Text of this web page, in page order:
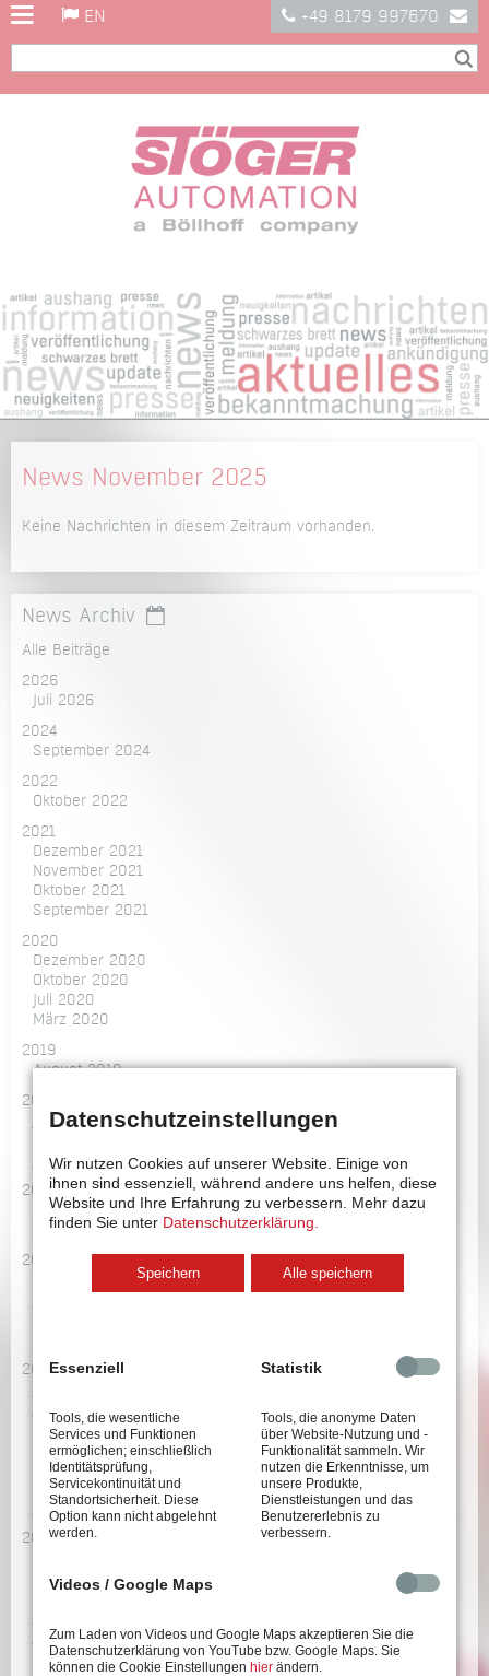
EN +49 8179 997670
News November 2025
Keine Nachrichten in diesem Zeitraum vorhanden.
News Archiv
Alle Beiträge
2026
Juli 2026
2024
September 2024
2022
Oktober 2022
2021
Dezember 2021
November 2021
Oktober 2021
September 2021
2020
Dezember 2020
Oktober 2020
Juli 2020
März 2020
2019
August 2019
2018
Juni 2018
Januar 2018
2017
November 2017
Februar 2017
2016
September 2016
2015
Juni 2015
Mai 2015
April 2015
März 2015
Februar 2015
Januar 2015
2014
Oktober 2014
September 2014
Juni 2014
Mai 2014
Datenschutzeinstellungen
Wir nutzen Cookies auf unserer Website. Einige von
ihnen sind essenziell, während andere uns helfen, diese
Website und Ihre Erfahrung zu verbessern. Mehr dazu
finden Sie unter Datenschutzerklärung.
Speichern Alle speichern
Essenziell
Tools, die wesentliche
Services und Funktionen
ermöglichen; einschließlich
Identitätsprüfung,
Servicekontinuität und
Standortsicherheit. Diese
Option kann nicht abgelehnt
werden.
Statistik
Tools, die anonyme Daten
über Website-Nutzung und -
Funktionalität sammeln. Wir
nutzen die Erkenntnisse, um
unsere Produkte,
Dienstleistungen und das
Benutzererlebnis zu
verbessern.
Videos / Google Maps
Zum Laden von Videos und Google Maps akzeptieren Sie die
Datenschutzerklärung von YouTube bzw. Google Maps. Sie
können die Cookie Einstellungen hier ändern.